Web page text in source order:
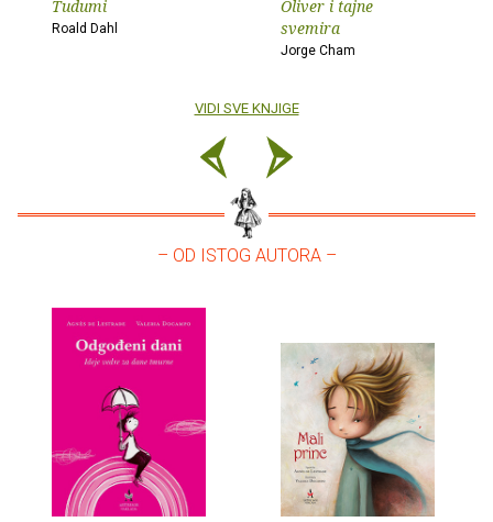
Tudumi
Roald Dahl
Oliver i tajne
svemira
Jorge Cham
VIDI SVE KNJIGE
– OD ISTOG AUTORA –